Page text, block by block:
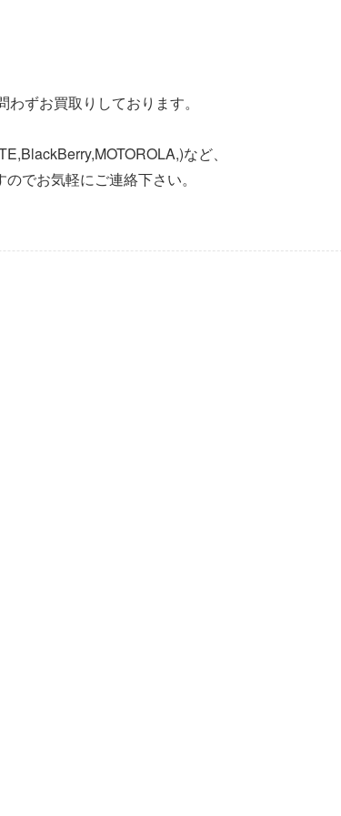
ずお買取りしております。
など、
でお気軽にご連絡下さい。